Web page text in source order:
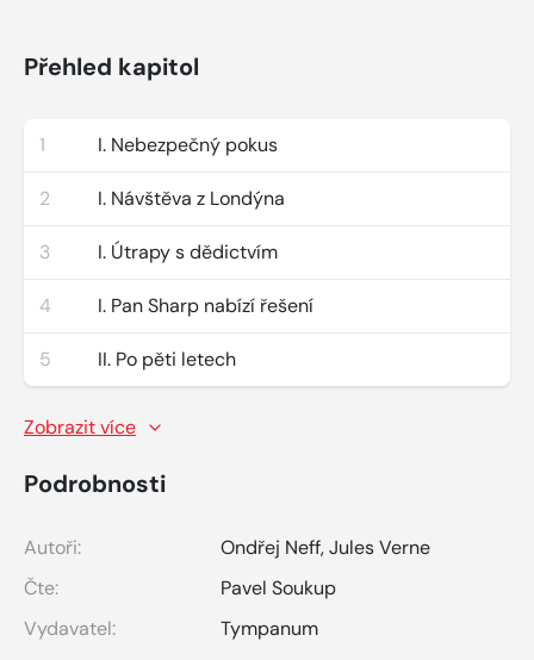
Přehled kapitol
1 I. Nebezpečný pokus
2 I. Návštěva z Londýna
3 I. Útrapy s dědictvím
4 I. Pan Sharp nabízí řešení
5 II. Po pěti letech
Zobrazit více
Podrobnosti
Autoři: Ondřej Neff,Jules Verne
Čte:
Pavel Soukup
Vydavatel:
Tympanum